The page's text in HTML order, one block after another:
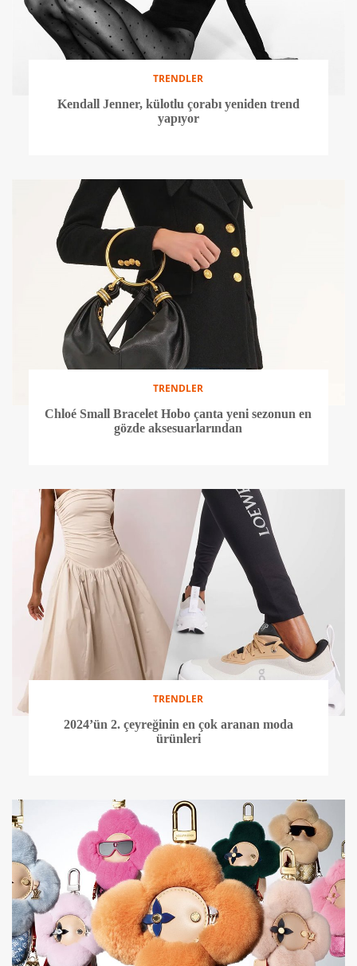
TRENDLER
Kendall Jenner, külotlu çorabı yeniden trend
yapıyor
TRENDLER
Chloé Small Bracelet Hobo çanta yeni sezonun en
gözde aksesuarlarından
TRENDLER
2024’ün 2. çeyreğinin en çok aranan moda
ürünleri